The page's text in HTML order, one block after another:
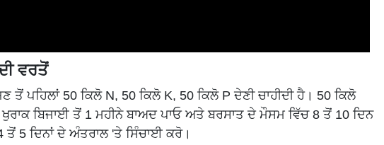
ਵਰਤੋਂ
ਤੋਂ ਪਹਿਲਾਂ 50 ਕਿਲੋ N, 50 ਕਿਲੋ K, 50 ਕਿਲੋ P ਦੇਣੀ ਚਾਹੀਦੀ ਹੈ। 50 ਕਿਲੋ
ਬਿਜਾਈ ਤੋਂ 1 ਮਹੀਨੇ ਬਾਅਦ ਪਾਓ ਅਤੇ ਬਰਸਾਤ ਦੇ ਮੌਸਮ ਵਿੱਚ 8 ਤੋਂ 10 ਦਿਨ
5 ਦਿਨਾਂ ਦੇ ਅੰਤਰਾਲ 'ਤੇ ਸਿੰਚਾਈ ਕਰੋ।